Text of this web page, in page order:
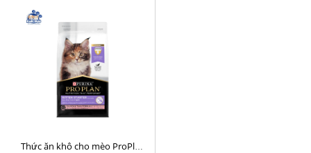
Thức ăn khô cho mèo ProPlan Kitten Starter